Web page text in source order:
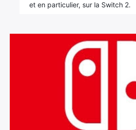
et en particulier, sur la Switch 2.